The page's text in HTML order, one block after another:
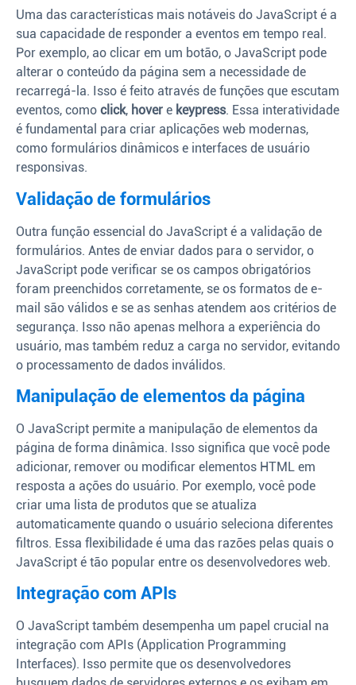
Uma das características mais notáveis do JavaScript é a
sua capacidade de responder a eventos em tempo real.
Por exemplo, ao clicar em um botão, o JavaScript pode
alterar o conteúdo da página sem a necessidade de
recarregá-la. Isso é feito através de funções que escutam
eventos, como click, hover e keypress. Essa interatividade
é fundamental para criar aplicações web modernas,
como formulários dinâmicos e interfaces de usuário
responsivas.
Validação de formulários
Outra função essencial do JavaScript é a validação de
formulários. Antes de enviar dados para o servidor, o
JavaScript pode verificar se os campos obrigatórios
foram preenchidos corretamente, se os formatos de e-
mail são válidos e se as senhas atendem aos critérios de
segurança. Isso não apenas melhora a experiência do
usuário, mas também reduz a carga no servidor, evitando
o processamento de dados inválidos.
Manipulação de elementos da página
O JavaScript permite a manipulação de elementos da
página de forma dinâmica. Isso significa que você pode
adicionar, remover ou modificar elementos HTML em
resposta a ações do usuário. Por exemplo, você pode
criar uma lista de produtos que se atualiza
automaticamente quando o usuário seleciona diferentes
filtros. Essa flexibilidade é uma das razões pelas quais o
JavaScript é tão popular entre os desenvolvedores web.
Integração com APIs
O JavaScript também desempenha um papel crucial na
integração com APIs (Application Programming
Interfaces). Isso permite que os desenvolvedores